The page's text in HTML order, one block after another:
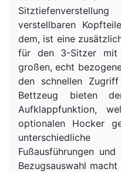
verstellbaren
dem, ist eine
für den 3-Sitzer
großen, echt
den schnellen
Bettzeug bieten
Aufklappfunktion,
optionalen Hocker
Fußausführungen
Bezugsauswahl